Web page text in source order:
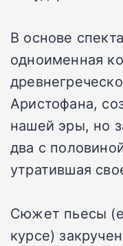
В основе
одноименная
Аристофана,
нашей эры, но
два с
утратившая
Сюжет пьесы
курсе)